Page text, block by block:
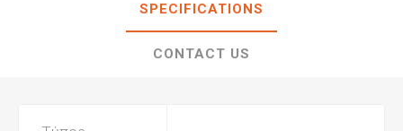
SPECIFICATIONS
CONTACT US